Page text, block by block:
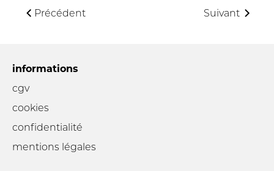
Précédent Suivant
informations
cgv
cookies
confidentialité
mentions légales